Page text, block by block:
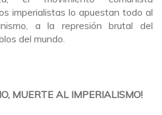
imperialistas lo apuestan todo al
a la represión brutal del
del mundo.
MUERTE AL IMPERIALISMO!